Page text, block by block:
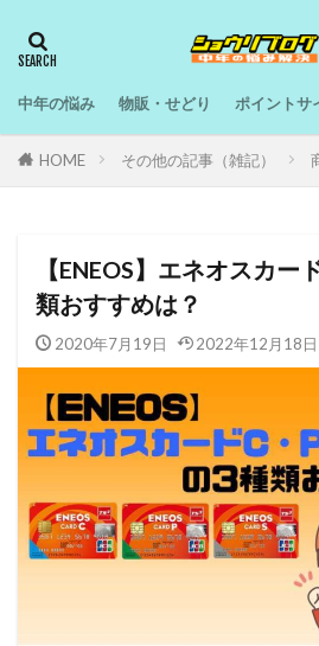
中年の悩み 物販・せどり ポイントサ
HOME その他の記事（雑記）
【ENEOS】エネオスカー
類おすすめは？
2020年7月19日 2022年12月18日